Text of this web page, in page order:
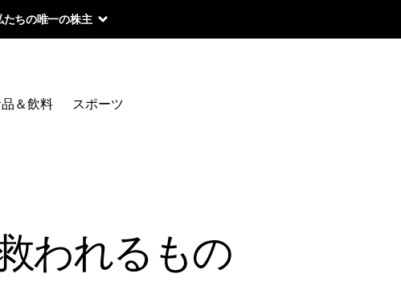
たちの唯一の株主
＆飲料 スポーツ
われるもの